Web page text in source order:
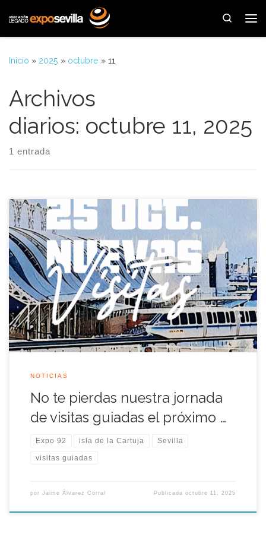
Saltar al contenido
Search
Inicio » 2025 » octubre » 11
Archivos
diarios: octubre 11, 2025
1 entrada
Como cada mes de Octubre volvemos con una jornada
dedicada el recuerdo del recinto legado de la Exposición
Universal de Sevilla, esta vez nuestras visitas se realizaran por
la zona sur del recinto de la Isla de la Cartuja y canal de los de
los Descubrimientos el sábado 25 de […]
NOTICIAS
No te pierdas nuestra jornada
de visitas guiadas el próximo …
Expo 92 isla de la Cartuja Sevilla
visitas guiadas
por Jaime Álvarez Corral Publicadaoctubre 11, 2025